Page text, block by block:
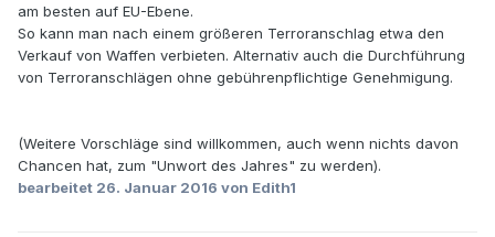
am besten auf EU-Ebene.
So kann man nach einem größeren Terroranschlag etwa den
Verkauf von Waffen verbieten. Alternativ auch die Durchführung
von Terroranschlägen ohne gebührenpflichtige Genehmigung.
(Weitere Vorschläge sind willkommen, auch wenn nichts davon
Chancen hat, zum "Unwort des Jahres" zu werden).
bearbeitet 26. Januar 2016 von Edith1